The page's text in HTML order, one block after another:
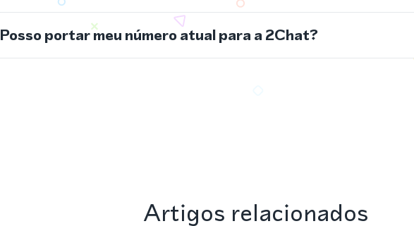
Posso portar meu número atual para a 2Chat?
Artigos relacionados